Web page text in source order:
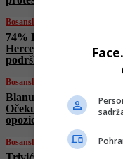
Bosanski vjestnik
74% Hrvata za
Hercegovinu!
podrška!
Bosanski vjestnik
Blanuša nesiguran u
Očekujem podršku
opoziciono djelovati!
Bosanski vjestnik